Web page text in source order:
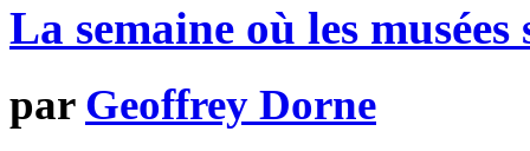
La semaine où les
par Geoffrey Dorne